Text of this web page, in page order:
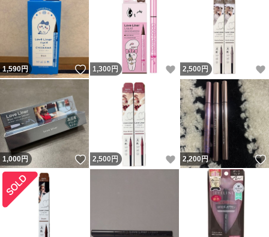
1,590円 いいね！
1,300 円 いいね！
2,500 円
1,000円 いいね！
2,500 円 いいね！
2,200円